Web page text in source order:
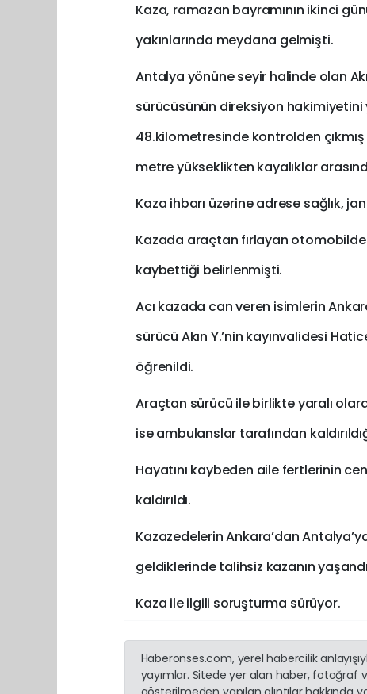
Kaza, ramazan bayramının ikinci
yakınlarında meydana gelmişti.
Antalya yönüne seyir halinde olan
sürücüsünün direksiyon
48.kilometresinde kontrolden
metre yükseklikten kayalıklar
Kaza ihbarı üzerine adrese sağlık,
Kazada araçtan fırlayan otomobilde
kaybettiği belirlenmişti.
Acı kazada can veren isimlerin
sürücü Akın Y.’nin kayınvalidesi
öğrenildi.
Araçtan sürücü ile birlikte yaralı
ise ambulanslar tarafından
Hayatını kaybeden aile fertlerinin
kaldırıldı.
Kazazedelerin Ankara’dan
geldiklerinde talihsiz kazanın
Kaza ile ilgili soruşturma sürüyor.
Haberonses.com, yerel habercilik
yayımlar. Sitede yer alan haber, fotoğraf